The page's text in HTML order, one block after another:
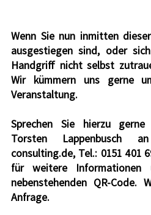
Wenn Sie nun inmitten
ausgestiegen sind, oder
Handgriff nicht selbst
Wir kümmern uns gerne
Veranstaltung.
Sprechen Sie hierzu gerne
Torsten Lappenbusch an
consulting.de, Tel.: 0151 401
für weitere
nebenstehenden QR-
Anfrage.